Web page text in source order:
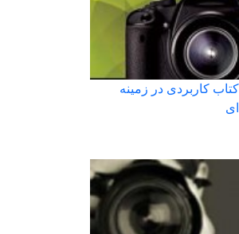
کاربردی در زمینه